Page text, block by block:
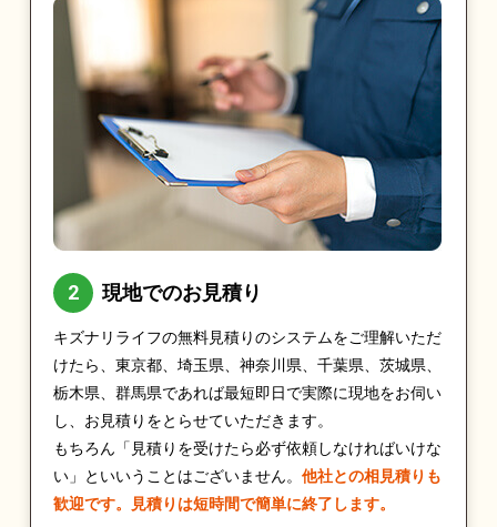
現地でのお見積り
キズナリライフの無料見積りのシステムをご理解いただ
けたら、東京都、埼玉県、神奈川県、千葉県、茨城県、
栃木県、群馬県であれば最短即日で実際に現地をお伺い
し、お見積りをとらせていただきます。
もちろん「見積りを受けたら必ず依頼しなければいけな
い」といいうことはございません。 他社との相見積りも
歓迎です。見積りは短時間で簡単に終了します。